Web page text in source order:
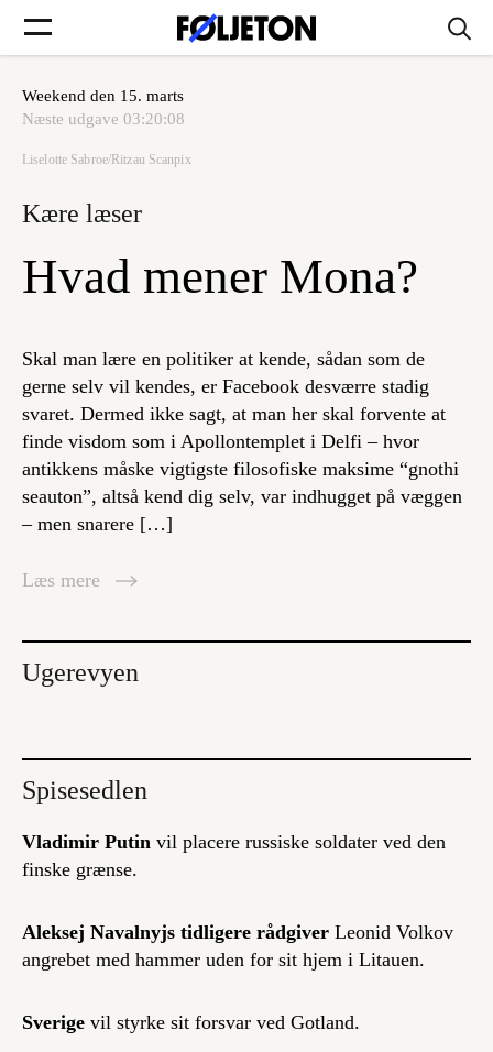
Forsider
Min side
Log ind
Weekend den 15. marts
Næste udgave 03:20:08
Liselotte Sabroe/Ritzau Scanpix
Kære læser
Hvad mener Mona?
Skal man lære en politiker at kende, sådan som de
gerne selv vil kendes, er Facebook desværre stadig
svaret. Dermed ikke sagt, at man her skal forvente at
finde visdom som i Apollontemplet i Delfi – hvor
antikkens måske vigtigste filosofiske maksime “gnothi
seauton”, altså kend dig selv, var indhugget på væggen
– men snarere […]
Læs mere
Ugerevyen
Spisesedlen
Vladimir Putin vil placere russiske soldater ved den
finske grænse.
Aleksej Navalnyjs tidligere rådgiver Leonid Volkov
angrebet med hammer uden for sit hjem i Litauen.
Sverige vil styrke sit forsvar ved Gotland.